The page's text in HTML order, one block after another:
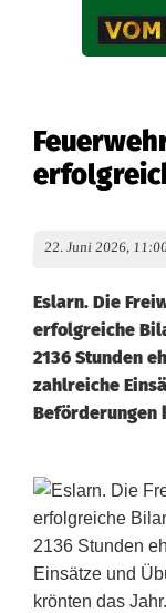
22. Juni 2026,
Eslarn. Die
erfolgreiche
2136 Stunden
zahlreiche
Beförderungen